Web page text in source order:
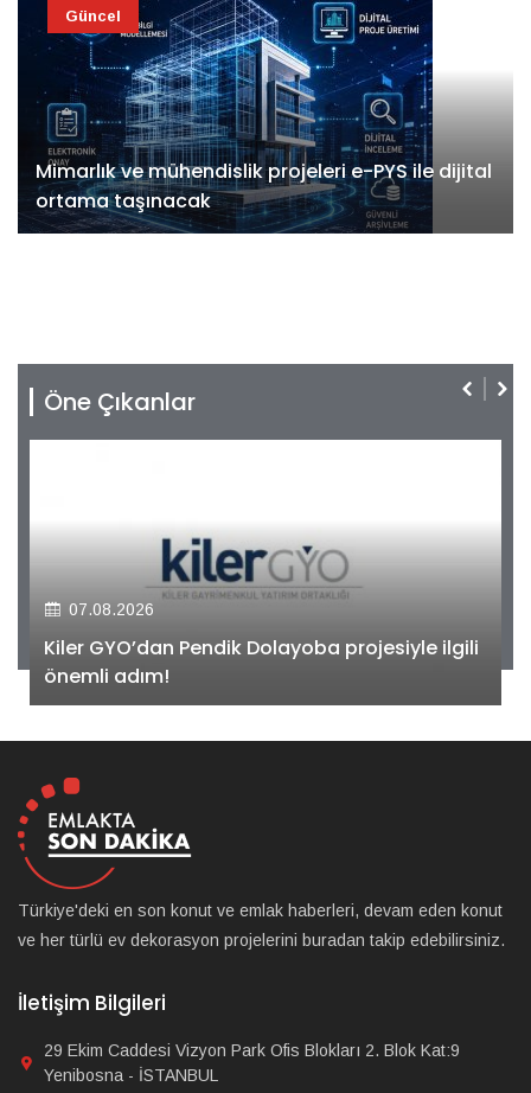
Mimarlık ve mühendislik projeleri e-PYS ile dijital
ortama taşınacak
Güncel
Öne Çıkanlar
07.08.2026
Kiler GYO’dan Pendik Dolayoba projesiyle ilgili
önemli adım!
Türkiye'deki en son konut ve emlak haberleri, devam eden konut
ve her türlü ev dekorasyon projelerini buradan takip edebilirsiniz.
İletişim Bilgileri
29 Ekim Caddesi Vizyon Park Ofis Blokları 2. Blok Kat:9
Yenibosna - İSTANBUL